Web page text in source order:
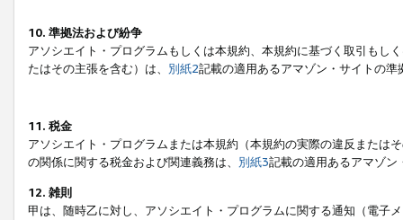
10. 準拠法および紛争
アソシエイト・プログラムもしくは本規約、本規約に基づく取引もし
たはその主張を含む）は、 別紙2記載の適用あるアマゾン・サイトの
11. 税金
アソシエイト・プログラムまたは本規約（本規約の実際の違反または
の関係に関する税金および関連義務は、 別紙3記載の適用あるアマゾン
12. 雑則
甲は、随時乙に対し、アソシエイト・プログラムに関する通知（電子